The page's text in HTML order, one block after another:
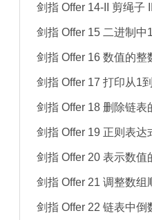
剑指 Offer 14-II 剪绳子 II
剑指 Offer 15 二进制中
剑指 Offer 16 数值的整
剑指 Offer 17 打印从1
剑指 Offer 18 删除链表
剑指 Offer 19 正则表达
剑指 Offer 20 表示数值
剑指 Offer 21 调整数
剑指 Offer 22 链表中倒